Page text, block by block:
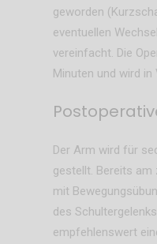
geworden
eventuellen
vereinfacht. Die
Minuten und wird
Der Arm wird für
gestellt. Bereits
mit
des
empfehlenswert